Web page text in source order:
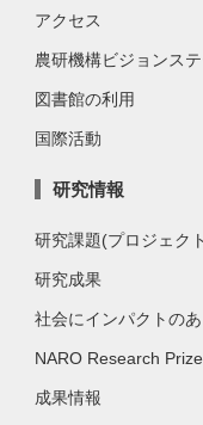
アクセス
農研機構ビジョンス
図書館の利用
国際活動
研究情報
研究課題(プロジェク
研究成果
社会にインパクトの
NARO Research Prize
成果情報